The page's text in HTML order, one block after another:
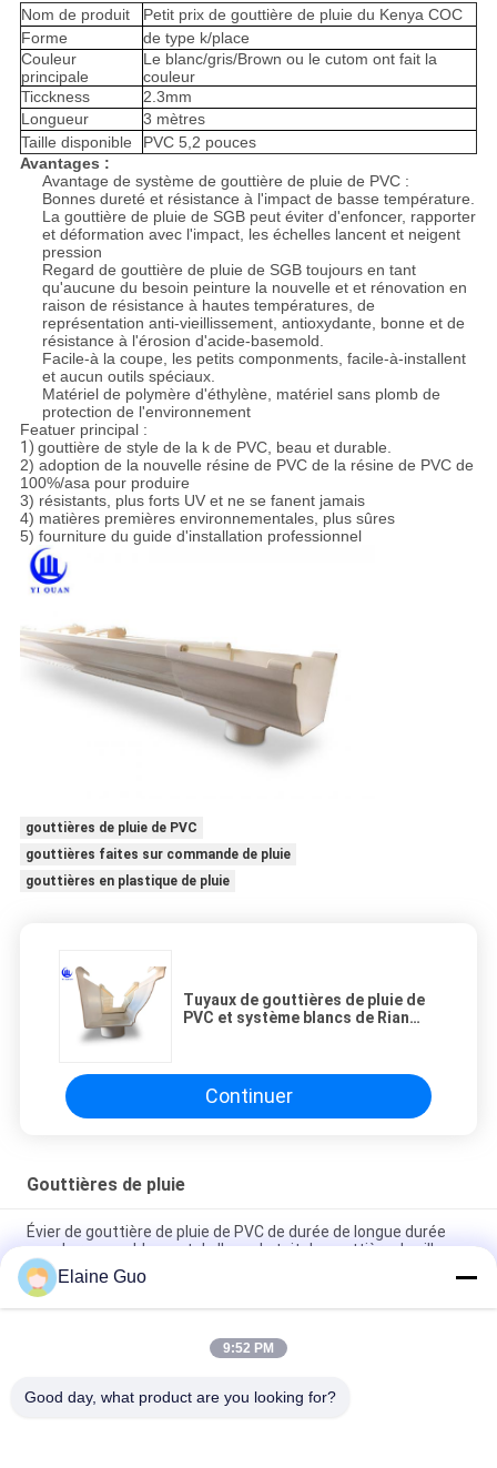
Nom de produit
Petit prix de gouttière de pluie du Kenya COC
Forme
de type k/place
Couleur
principale
Le blanc/gris/Brown ou le cutom ont fait la
couleur
Ticckness
2.3mm
Longueur
3 mètres
Taille disponible
PVC 5,2 pouces
Avantages :
Avantage de système de gouttière de pluie de PVC :
Bonnes dureté et résistance à l'impact de basse température.
La gouttière de pluie de SGB peut éviter d'enfoncer, rapporter
et déformation avec l'impact, les échelles lancent et neigent
pression
Regard de gouttière de pluie de SGB toujours en tant
qu'aucune du besoin peinture la nouvelle et et rénovation en
raison de résistance à hautes températures, de
représentation anti-vieillissement, antioxydante, bonne et de
résistance à l'érosion d'acide-basemold.
Facile-à la coupe, les petits componments, facile-à-installent
et aucun outils spéciaux.
Matériel de polymère d'éthylène, matériel sans plomb de
protection de l'environnement
Featuer principal :
1) gouttière de style de la k de PVC, beau et durable.
2) adoption de la nouvelle résine de PVC de la résine de PVC de
100%/asa pour produire
3) résistants, plus forts UV et ne se fanent jamais
4) matières premières environnementales, plus sûres
5) fourniture du guide d'installation professionnel
gouttières de pluie de PVC
gouttières faites sur commande de pluie
gouttières en plastique de pluie
Tuyaux de gouttières de pluie de
PVC et système blancs de Rian
Continuer
Gouttières de pluie
Évier de gouttière de pluie de PVC de durée de longue durée
pour le rassemblement de l'eau de toit de gouttière de villa
Anti gouttière à extrémité élevé de pluie d'évier de PVC de
corrosion pour le connecteur de maison de campagne de villa
Gouttière de l'eau de pluie de PVC d'Unleakable 3m Legth pour
Elaine Guo
9:52 PM
Good day, what product are you looking for?